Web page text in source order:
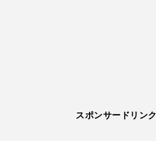
スポンサードリンク